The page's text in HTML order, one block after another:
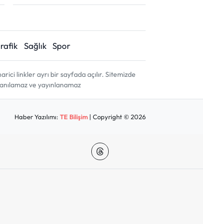
Sağlık Spor
linkler ayrı bir sayfada açılır. Sitemizde
ve yayınlanamaz
Haber Yazılımı:TE Bilişim | Copyright © 2026